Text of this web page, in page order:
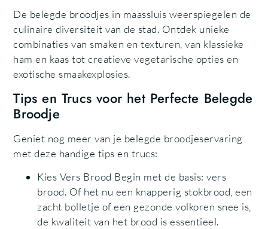
De belegde broodjes in maassluis weerspiegelen de
culinaire diversiteit van de stad. Ontdek unieke
combinaties van smaken en texturen, van klassieke
ham en kaas tot creatieve vegetarische opties en
exotische smaakexplosies.
Tips en Trucs voor het Perfecte Belegde
Broodje
Geniet nog meer van je belegde broodjeservaring
met deze handige tips en trucs:
Kies Vers Brood Begin met de basis: vers
brood. Of het nu een knapperig stokbrood, een
zacht bolletje of een gezonde volkoren snee is,
de kwaliteit van het brood is essentieel.